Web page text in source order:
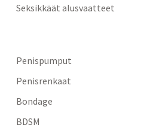
Seksikkäät alusvaatteet
Penispumput
Penisrenkaat
Bondage
BDSM